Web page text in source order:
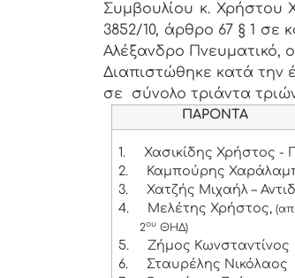
Συμβουλίου κ. Χρήστου
3852/10, άρθρο 67 § 1
Αλέξανδρο Πνευματικό,
Διαπιστώθηκε κατά την
σε σύνολο τριάντα
ΠΑΡΟΝΤΑ
1.
Χασικίδης Χρήστος -
2.
Καμπούρης
3.
Χατζής Μιχαήλ –
4.
Μελέτης Χρήστος,
2ουΘΗΔ)
5.
Ζήμος Κωνσταντίνος
6.
Σταυρέλης Νικόλαος